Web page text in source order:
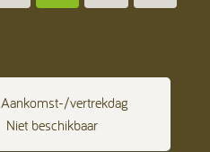
Aankomst-/vertrekdag
Niet beschikbaar